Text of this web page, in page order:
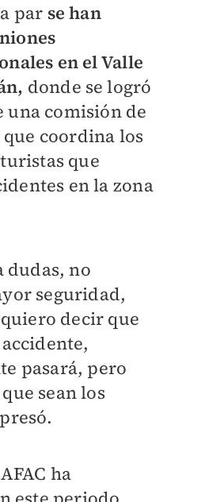
par se han
en el Valle
donde se logró
una comisión de
coordina los
que
en la zona
dudas, no
seguridad,
decir que
pasará, pero
sean los
ha